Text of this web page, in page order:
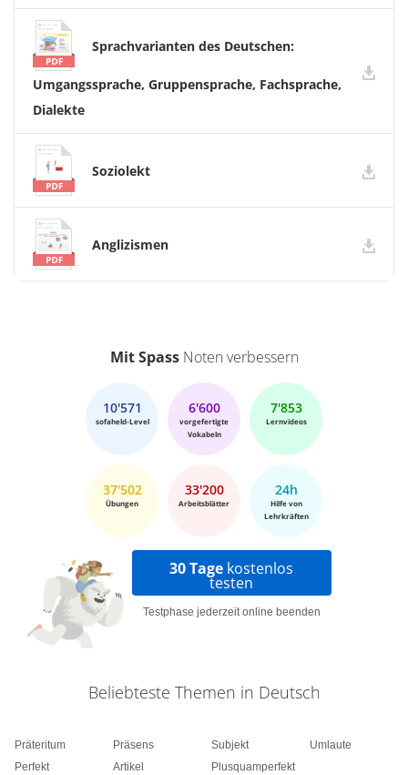
Sprachvarianten des Deutschen:
Umgangssprache, Gruppensprache, Fachsprache,
Dialekte
Soziolekt
Anglizismen
Mit SpassNoten verbessern
10'571
sofaheld-Level
6'600
vorgefertigte
Vokabeln
7'853
Lernvideos
37'502
Übungen
33'200
Arbeitsblätter
24h
Hilfe von
Lehrkräften
30 Tage kostenlos
testen
Testphase jederzeit online beenden
Beliebteste Themen in Deutsch
Präteritum
Perfekt
Präsens
Artikel
Subjekt
Plusquamperfekt
Umlaute